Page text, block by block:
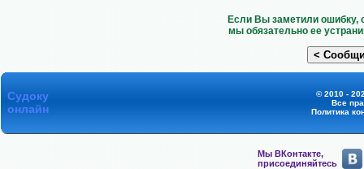
Если Вы заметили ошибку,
мы обязательно ее
Судоку
онлайн
© 2010 -
Все
Политика
Мы ВКонтакте,
присоединяйтесь